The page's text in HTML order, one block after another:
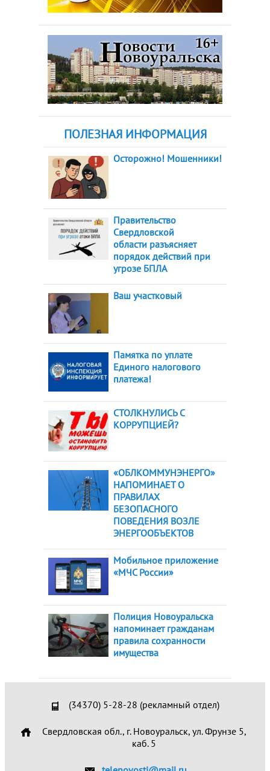
ПОЛЕЗНАЯ ИНФОРМАЦИЯ
Осторожно! Мошенники!
Правительство
Свердловской
области разъясняет
порядок действий при
угрозе БПЛА
Ваш участковый
Памятка по уплате
Единого налогового
платежа!
СТОЛКНУЛИСЬ С
КОРРУПЦИЕЙ?
«ОБЛКОММУНЭНЕРГО»
НАПОМИНАЕТ О
ПРАВИЛАХ
БЕЗОПАСНОГО
ПОВЕДЕНИЯ ВОЗЛЕ
ЭНЕРГООБЪЕКТОВ
Мобильное приложение
«МЧС России»
Полиция Новоуральска
напоминает гражданам
правила сохранности
имущества
(34370) 5-28-28 (рекламный отдел)
Свердловская обл., г. Новоуральск, ул. Фрунзе 5,
каб. 5